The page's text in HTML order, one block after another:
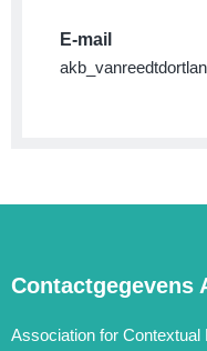
E-mail
Contactgegevens
Association for Contextual